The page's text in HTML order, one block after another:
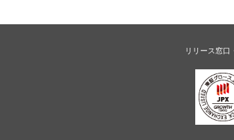
リリース窓口